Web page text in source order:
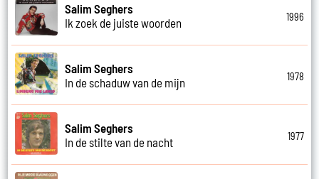
Salim Seghers
Ik zoek de juiste woorden
1996
Salim Seghers
In de schaduw van de mijn
1978
Salim Seghers
In de stilte van de nacht
1977